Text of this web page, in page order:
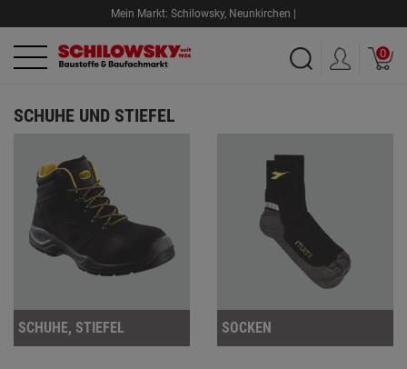
Mein Markt: Schilowsky, Neunkirchen |
0
SCHUHE UND STIEFEL
SCHUHE, STIEFEL SOCKEN